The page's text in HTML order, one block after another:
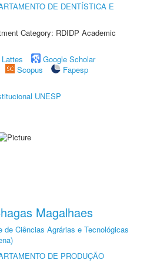
DE DENTÍSTICA E
Category: RDIDP Academic
Google Scholar
Scopus
Fapesp
UNESP
Magalhaes
de Ciências Agrárias e Tecnológicas
DE PRODUÇÃO